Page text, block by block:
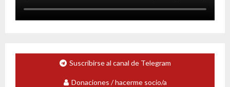
Suscribirse al canal de Telegram
Donaciones / hacerme socio/a